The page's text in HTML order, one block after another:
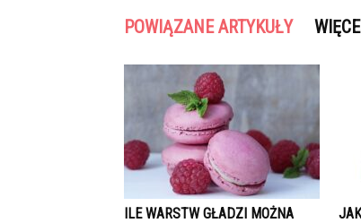
POWIĄZANE ARTYKUŁY
ILE WARSTW GŁADZI MOŻNA